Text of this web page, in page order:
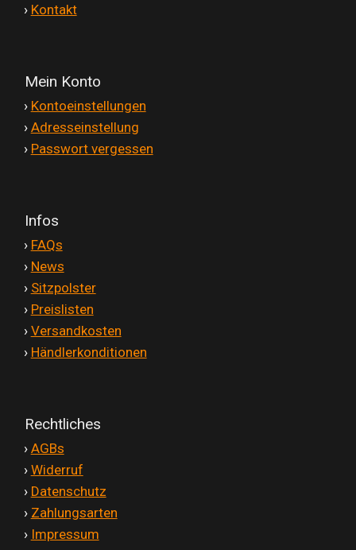
› Kontakt
Mein Konto
› Kontoeinstellungen
› Adresseinstellung
› Passwort vergessen
Infos
› FAQs
› News
› Sitzpolster
› Preislisten
› Versandkosten
› Händlerkonditionen
Rechtliches
› AGBs
› Widerruf
› Datenschutz
› Zahlungsarten
› Impressum